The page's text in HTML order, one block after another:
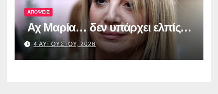
ΑΠΟΨΕΙΣ
Αχ Μαρία… δεν υπάρχει ελπίς…
4 ΑΥΓΟΥΣΤΟΥ, 2026